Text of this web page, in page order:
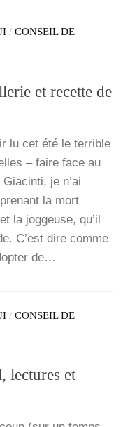
/ CONSEIL DE
et recette de
lu cet été le ter­rible
– faire face au
je n’ai
la mort
la jog­geuse, qu’il
C’est dire comme
de…
/ CONSEIL DE
lectures et